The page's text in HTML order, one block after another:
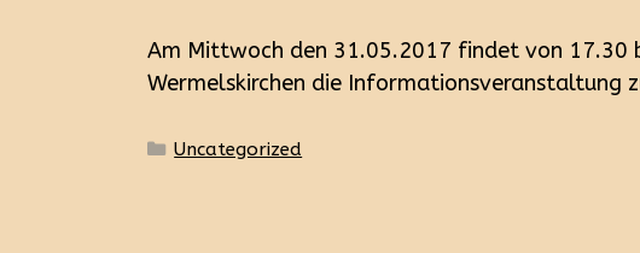
Am Mittwoch den 31.05.2017 findet von 17.30
Wermelskirchen die Informationsveranstaltung
Kategorien
Uncategorized